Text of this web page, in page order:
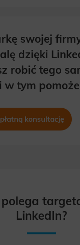
swojej
dzięki
robić tego
w tym
konsultację
LinkedIn?